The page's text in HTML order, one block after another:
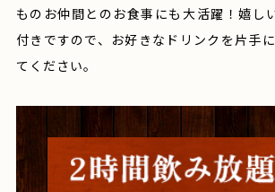
ものお仲間とのお食事にも大活躍！嬉し
付きですので、お好きなドリンクを片手
てください。